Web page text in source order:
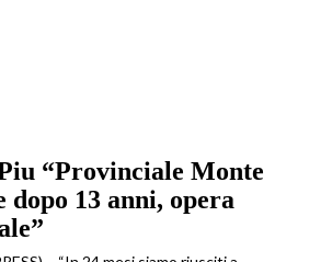
“Provinciale Monte
13 anni, opera